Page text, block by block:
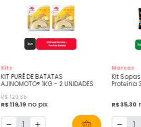
Kits
KIT PURÊ DE BATATAS
AJINOMOTO® 1KG - 2 UNIDADES
R$ 129,35
R$ 119,19 no pix
Marcas
Kit
Proteína
com
R$ 35,30